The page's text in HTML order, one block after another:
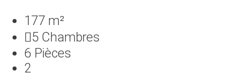
177 m²
5 Chambres
6 Pièces
2